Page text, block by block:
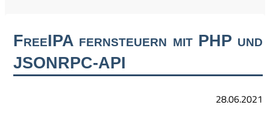
FreeIPA fernsteuern mit PHP und
JSONRPC-API
28.06.2021